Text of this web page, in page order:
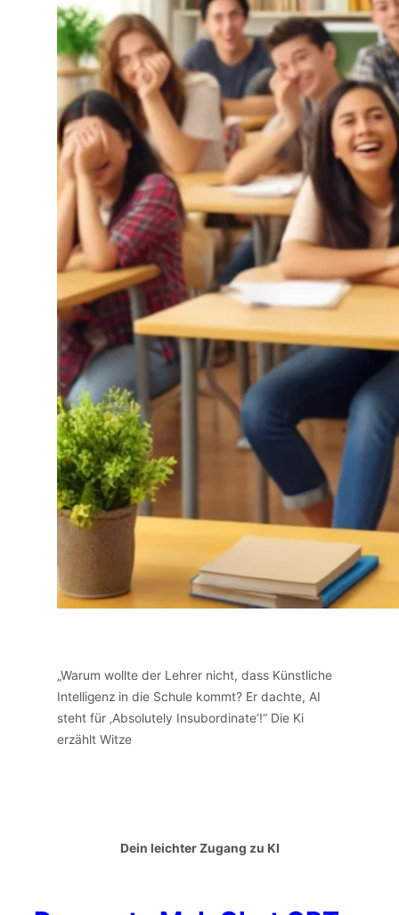
„Warum wollte der Lehrer nicht, dass Künstliche
Intelligenz in die Schule kommt? Er dachte, AI
steht für ‚Absolutely Insubordinate‘!“ Die Ki
erzählt Witze
Dein leichter Zugang zu KI